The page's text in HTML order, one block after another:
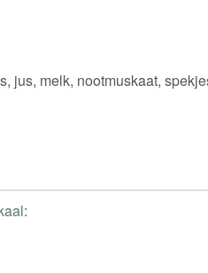
jus, melk, nootmuskaat,
: